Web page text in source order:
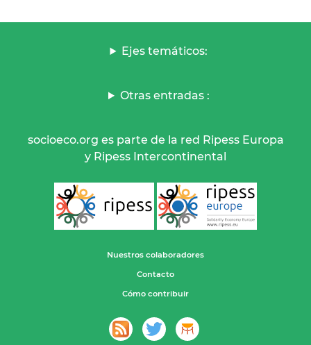
Ejes temáticos:
Otras entradas :
socioeco.org es parte de la red Ripess Europa
y Ripess Intercontinental
Nuestros colaboradores
Contacto
Cómo contribuir